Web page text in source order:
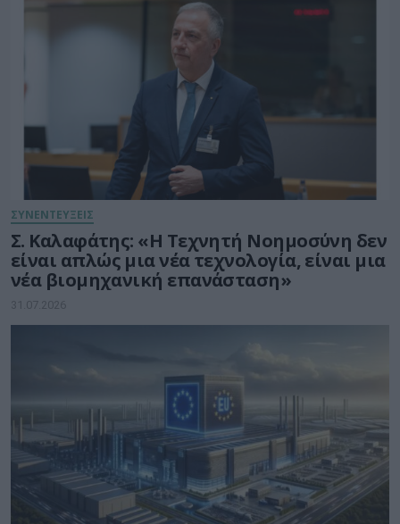
ΣΥΝΕΝΤΕΥΞΕΙΣ
Σ. Καλαφάτης: «Η Τεχνητή Νοημοσύνη δεν
είναι απλώς μια νέα τεχνολογία, είναι μια
νέα βιομηχανική επανάσταση»
31.07.2026